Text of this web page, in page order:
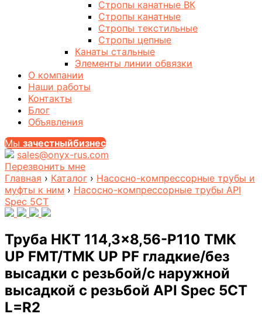
Стропы канатные ВК
Стропы канатные
Стропы текстильные
Стропы цепные
Канаты стальные
Элементы линии обвязки
О компании
Наши работы
Контакты
Блог
Объявления
Мы зачестныйбизнес
sales@onyx-rus.com
Перезвонить мне
Главная › Каталог › Насосно-компрессорные трубы и
муфты к ним › Насосно-компрессорные трубы API
Spec 5CT
Труба НКТ 114,3×8,56-P110 ТМК
UP FMT/ТМК UP PF гладкие/без
высадки с резьбой/с наружной
высадкой с резьбой API Spec 5CT
L=R2